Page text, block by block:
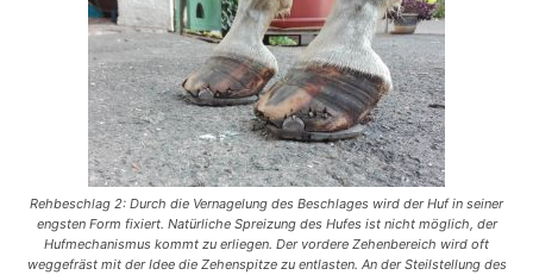
Rehbeschlag 2: Durch die Vernagelung des Beschlages wird der Huf in seiner
engsten Form fixiert. Natürliche Spreizung des Hufes ist nicht möglich, der
Hufmechanismus kommt zu erliegen. Der vordere Zehenbereich wird oft
weggefräst mit der Idee die Zehenspitze zu entlasten. An der Steilstellung des